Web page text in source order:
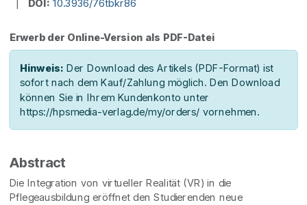
DOI: 10.3936/76tbkr86
Erwerb der Online-Version als PDF-Datei
Hinweis: Der Download des Artikels (PDF-Format) ist
sofort nach dem Kauf/Zahlung möglich. Den Download
können Sie in Ihrem Kundenkonto unter
https://hpsmedia-verlag.de/my/orders/ vornehmen.
Abstract
Die Integration von virtueller Realität (VR) in die
Pflegeausbildung eröffnet den Studierenden neue